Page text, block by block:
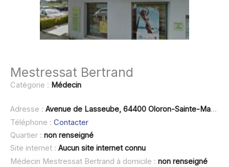
Mestressat Bertrand
Catégorie : Médecin
Adresse : Avenue de Lasseube, 64400 Oloron-Sainte-Marie
Téléphone : Contacter
Quartier : non renseigné
Site internet : Aucun site internet connu
Médecin Mestressat Bertrand à domicile : non renseigné